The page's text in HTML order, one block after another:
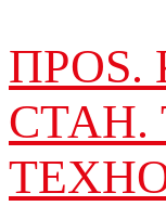
ПРОЅ.
СТАН.